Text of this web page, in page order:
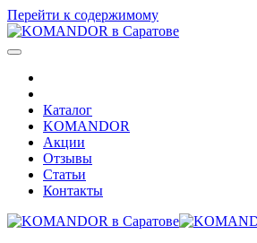
Перейти к содержимому
Каталог
KOMANDOR
Акции
Отзывы
Статьи
Контакты